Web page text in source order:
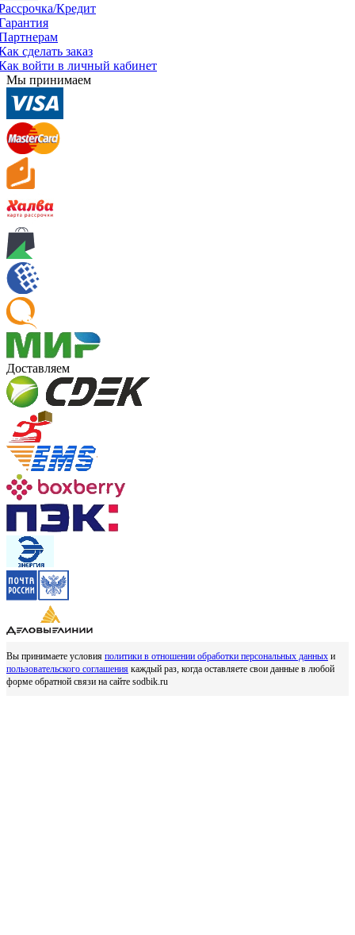
Кредит
сделать заказ
войти в личный кабинет
Мы принимаем
Доставляем
Вы принимаете условия политики в отношении обработки персональных данных и
пользовательского соглашения каждый раз, когда оставляете свои данные в любой
форме обратной связи на сайте sodbik.ru